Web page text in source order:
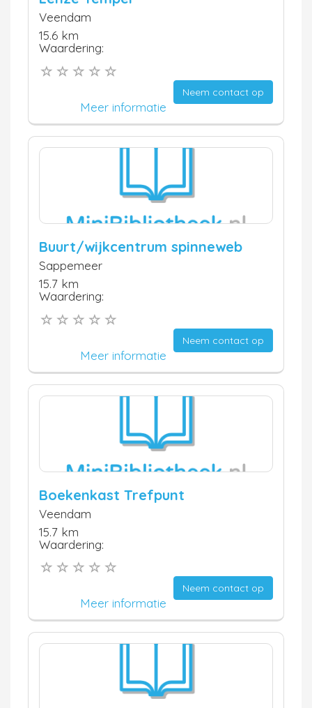
Veendam
15.6 km
Waardering:
Neem contact op
Meer informatie
Buurt/wijkcentrum spinneweb
Sappemeer
15.7 km
Waardering:
Neem contact op
Meer informatie
Boekenkast Trefpunt
Veendam
15.7 km
Waardering:
Neem contact op
Meer informatie